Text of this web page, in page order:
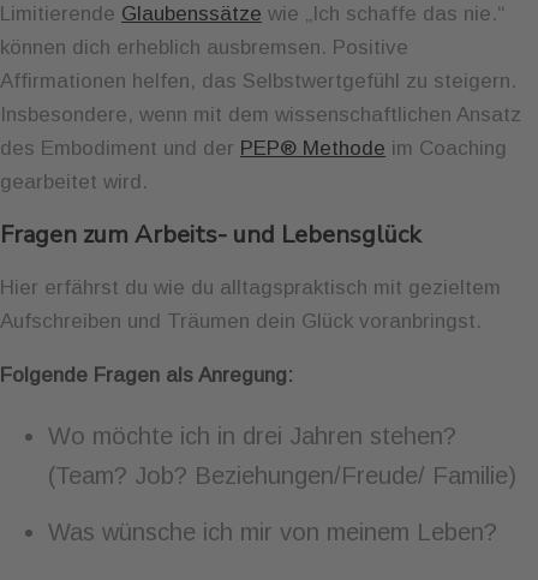
Limitierende Glaubenssätze wie „Ich schaffe das nie.“
können dich erheblich ausbremsen. Positive
Affirmationen helfen, das Selbstwertgefühl zu steigern.
Insbesondere, wenn mit dem wissenschaftlichen Ansatz
des Embodiment und der PEP® Methode im Coaching
gearbeitet wird.
Fragen zum Arbeits- und Lebensglück
Hier erfährst du wie du alltagspraktisch mit gezieltem
Aufschreiben und Träumen dein Glück voranbringst.
Folgende Fragen als Anregung:
Wo möchte ich in drei Jahren stehen?
(Team? Job? Beziehungen/Freude/ Familie)
Was wünsche ich mir von meinem Leben?